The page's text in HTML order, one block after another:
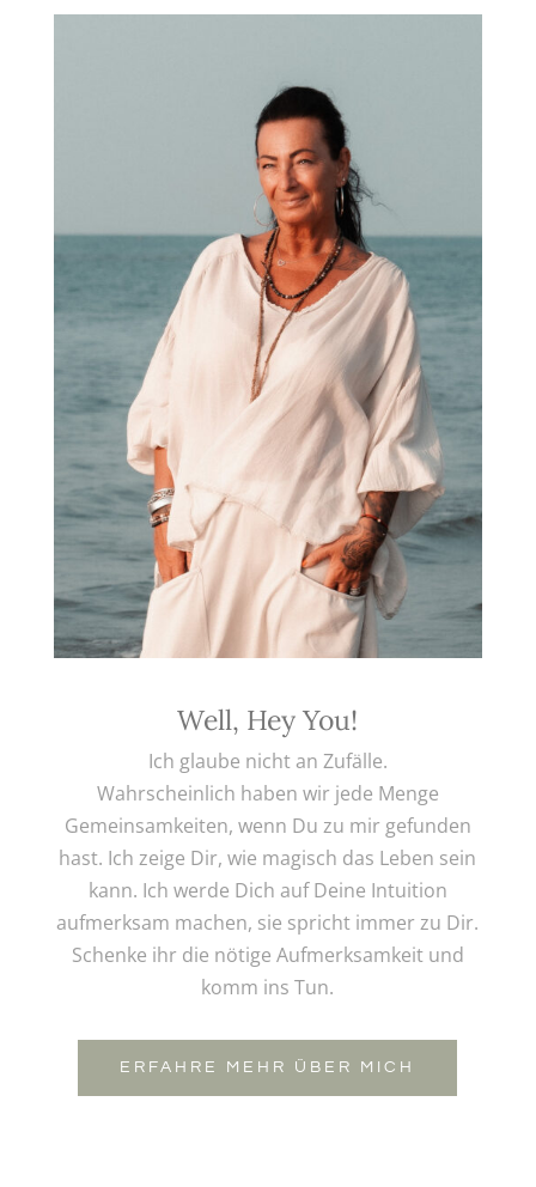
Well, Hey You!
Ich glaube nicht an Zufälle.
Wahrscheinlich haben wir jede Menge
Gemeinsamkeiten, wenn Du zu mir gefunden
hast. Ich zeige Dir, wie magisch das Leben sein
kann. Ich werde Dich auf Deine Intuition
aufmerksam machen, sie spricht immer zu Dir.
Schenke ihr die nötige Aufmerksamkeit und
komm ins Tun.
ERFAHRE MEHR ÜBER MICH